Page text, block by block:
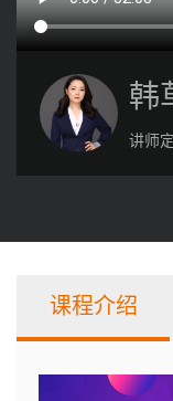
韩
讲师
课程介绍